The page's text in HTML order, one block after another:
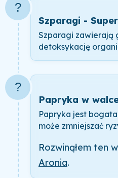
?
Szparagi -
Szparagi zawierają
detoksykację
?️
Papryka w
Papryka jest
może zmniejszać
Rozwinąłem ten
Aronia.